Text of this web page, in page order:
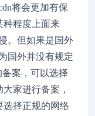
将会更加有保
种程度上面来
。但如果是国外
国外并没有规定
案，可以选择
家进行备案，
选择正规的网络